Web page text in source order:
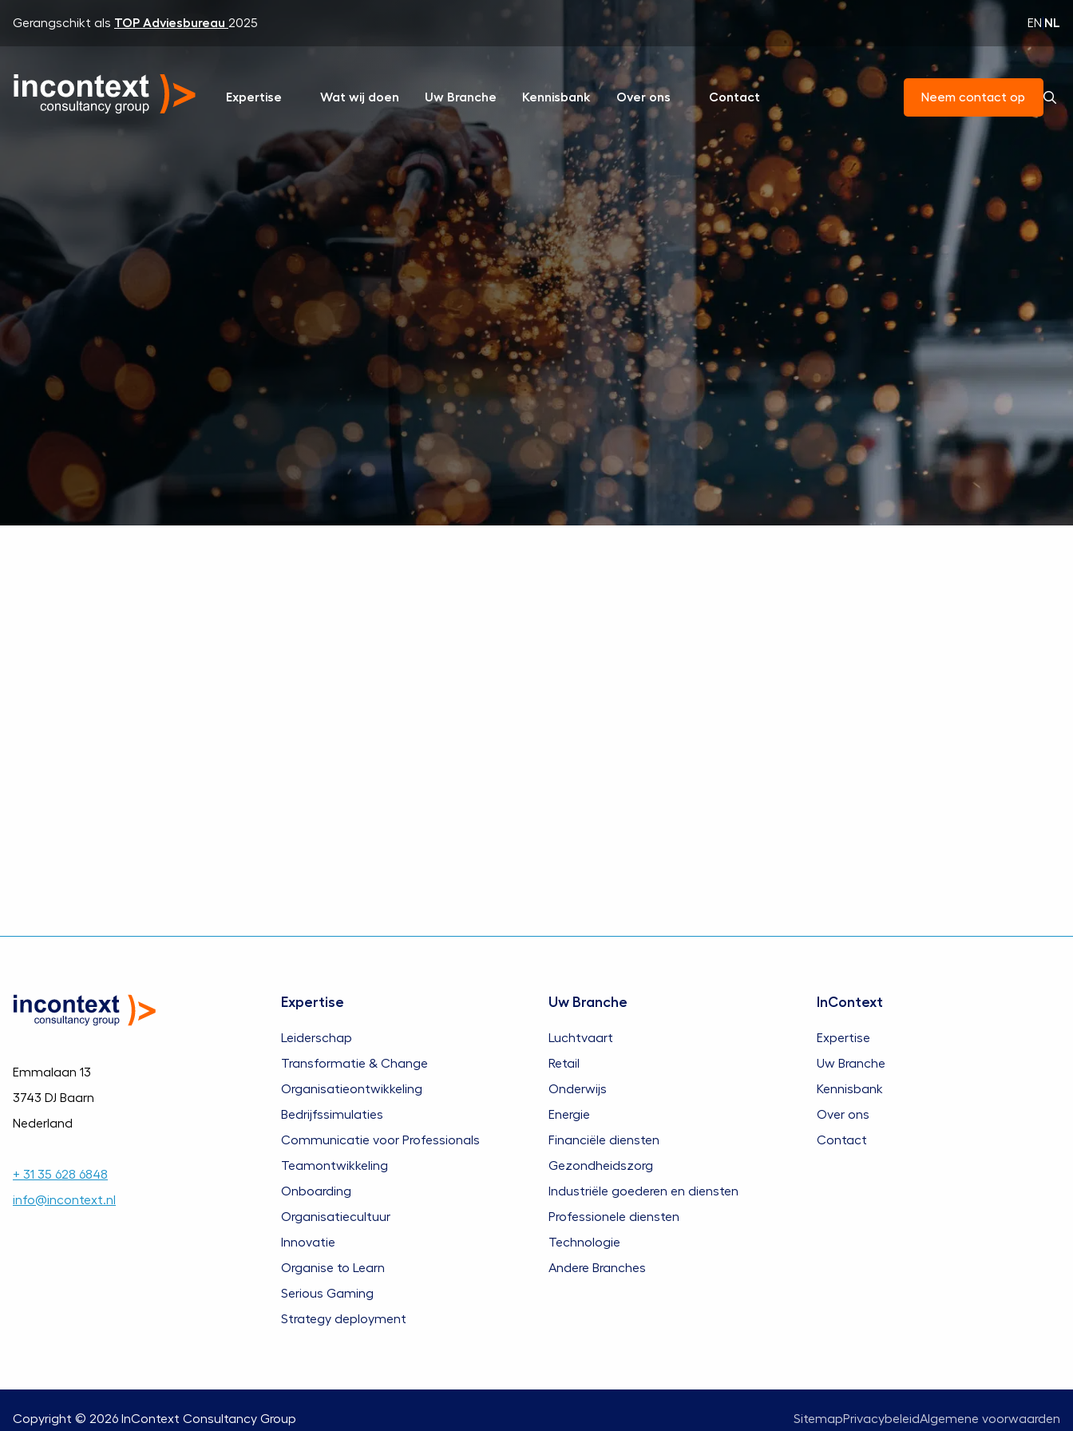
Gerangschikt als TOP Adviesbureau 2025 EN NL
Expertise Wat wij doen Uw Branche Kennisbank Over ons Contact Neem contact op
InContext Consultancy Group Homepage Privacybeleid
Emmalaan 13
3743 DJ Baarn
Nederland
+ 31 35 628 6848
info@incontext.nl
Expertise
Leiderschap
Transformatie & Change
Organisatieontwikkeling
Bedrijfssimulaties
Communicatie voor Professionals
Teamontwikkeling
Onboarding
Organisatiecultuur
Innovatie
Organise to Learn
Serious Gaming
Strategy deployment
Uw Branche
Luchtvaart
Retail
Onderwijs
Energie
Financiële diensten
Gezondheidszorg
Industriële goederen en diensten
Professionele diensten
Technologie
Andere Branches
InContext
Expertise
Uw Branche
Kennisbank
Over ons
Contact
Copyright © 2026 InContext Consultancy Group SitemapPrivacybeleidAlgemene voorwaarden